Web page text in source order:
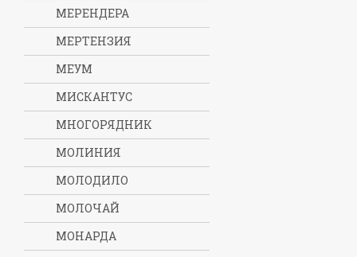
МЕРЕНДЕРА
МЕРТЕНЗИЯ
МЕУМ
МИСКАНТУС
МНОГОРЯДНИК
МОЛИНИЯ
МОЛОДИЛО
МОЛОЧАЙ
МОНАРДА